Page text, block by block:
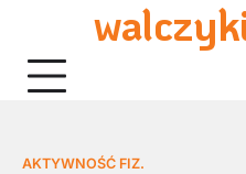
content
AKTYWNOŚĆ FIZ.